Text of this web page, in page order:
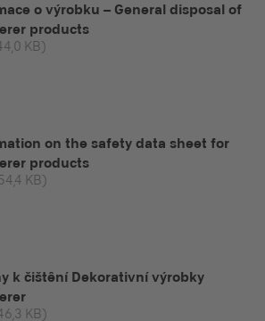
o výrobku – General disposal of
products
KB)
on the safety data sheet for
products
KB)
k čištêní Dekorativní výrobky
KB)